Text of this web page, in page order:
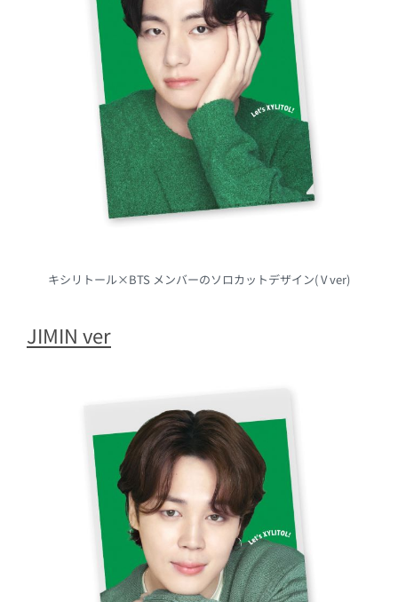
キシリトール×BTS メンバーのソロカットデザイン( V ver)
JIMIN ver